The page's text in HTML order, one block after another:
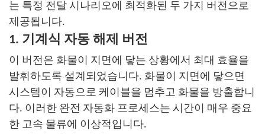
는 특정 전달 시나리오에 최적화된 두 가지 버전으로
제공됩니다.
1. 기계식 자동 해제 버전
이 버전은 화물이 지면에 닿는 상황에서 최대 효율을
발휘하도록 설계되었습니다. 화물이 지면에 닿으면
시스템이 자동으로 케이블을 멈추고 화물을 방출합니
다. 이러한 완전 자동화 프로세스는 시간이 매우 중요
한 고속 물류에 이상적입니다.